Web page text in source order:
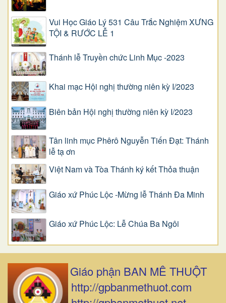
Vui Học Giáo Lý 531 Câu Trắc Nghiệm XƯNG
TỘI & RƯỚC LỄ 1
Thánh lễ Truyền chức Linh Mục -2023
Khai mạc Hội nghị thường niên kỳ I/2023
Biên bản Hội nghị thường niên kỳ I/2023
Tân linh mục Phêrô Nguyễn Tiến Đạt: Thánh
lễ tạ ơn
Việt Nam và Tòa Thánh ký kết Thỏa thuận
Giáo xứ Phúc Lộc -Mừng lễ Thánh Đa Minh
Giáo xứ Phúc Lộc: Lễ Chúa Ba Ngôi
Giáo phận BAN MÊ THUỘT
http://gpbanmethuot.com